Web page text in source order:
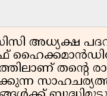
അധ്യക്ഷ
തൻ്റെ